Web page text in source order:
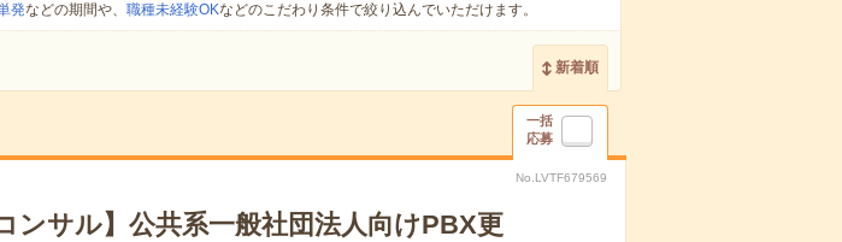
発などの期間や、 職種未経験OKなどのこだわり条件で絞り込んでいただけます。
新着順
一括
応募
No.LVTF679569
ンサル】公共系一般社団法人向けPBX更